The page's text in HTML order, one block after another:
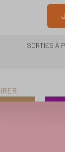
SORTIES À